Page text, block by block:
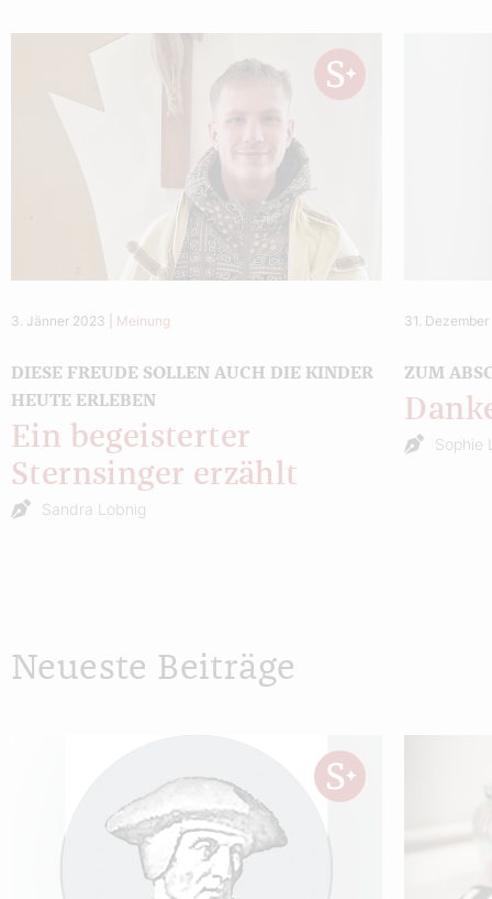
3. Jänner 2023 Meinung
DIESE FREUDE SOLLEN AUCH DIE KINDER
HEUTE ERLEBEN
Ein begeisterter
Sternsinger erzählt
Sandra Lobnig
31.
ZUM
Sophie
Neueste Beiträge